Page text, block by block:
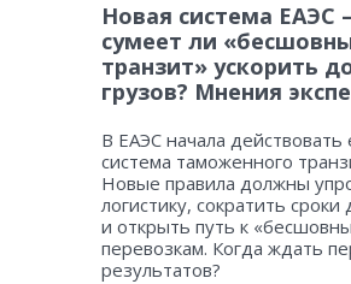
Новая система ЕАЭС
сумеет ли
транзит» ускорить
грузов? Мнения
В ЕАЭС начала действовать
система таможенного
Новые правила должны
логистику, сократить сроки
и открыть путь к
перевозкам. Когда ждать
результатов?